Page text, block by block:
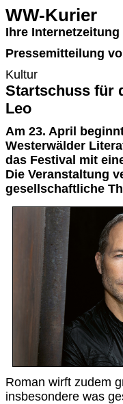
WW-Kurier
Ihre
Pressemitteilung
Kultur
Startschuss für
Leo
Am 23. April
Westerwälder
das Festival mit
Die Veranstaltung
gesellschaftliche
Roman wirft zudem
insbesondere was